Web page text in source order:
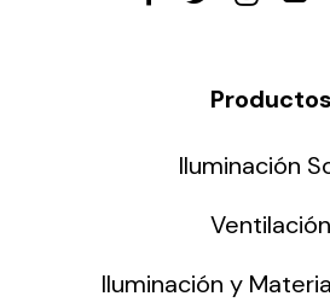
Productos
Iluminación
Ventilación
Iluminación y